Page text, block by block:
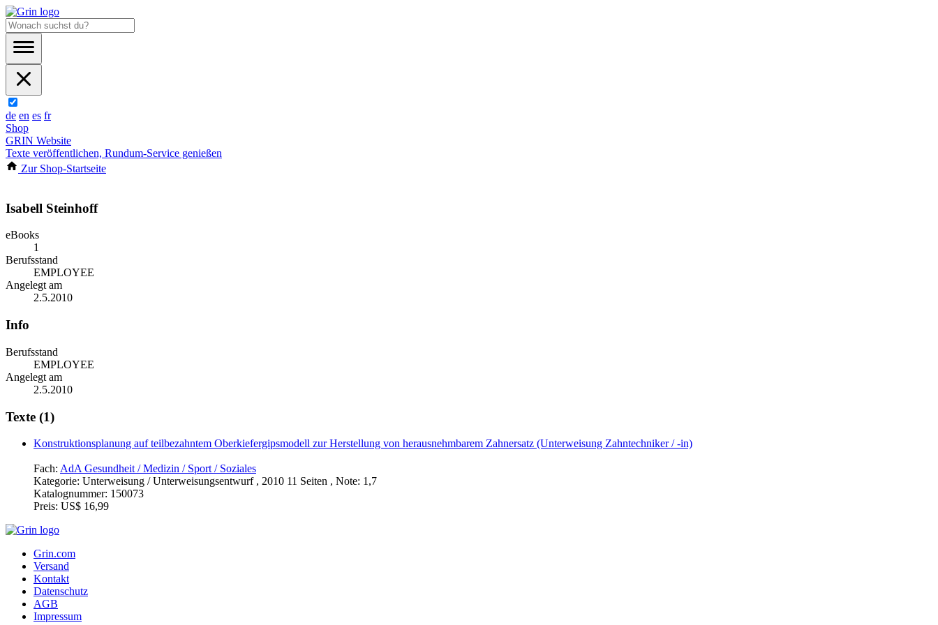
de en es fr
Shop
GRIN Website
Texte veröffentlichen, Rundum-Service genießen
Zur Shop-Startseite
Isabell Steinhoff
eBooks
1
Berufsstand
EMPLOYEE
Angelegt am
2.5.2010
Info
Berufsstand
EMPLOYEE
Angelegt am
2.5.2010
Texte (1)
Konstruktionsplanung auf teilbezahntem Oberkiefergipsmodell zur Herstellung von herausnehmbarem Zahnersatz (Unterweisung Zahntechniker / -in)
Fach: AdA Gesundheit / Medizin / Sport / Soziales
Kategorie: Unterweisung / Unterweisungsentwurf , 2010 11 Seiten , Note: 1,7
Katalognummer: 150073
Preis: US$ 16,99
Grin.com
Versand
Kontakt
Datenschutz
AGB
Impressum